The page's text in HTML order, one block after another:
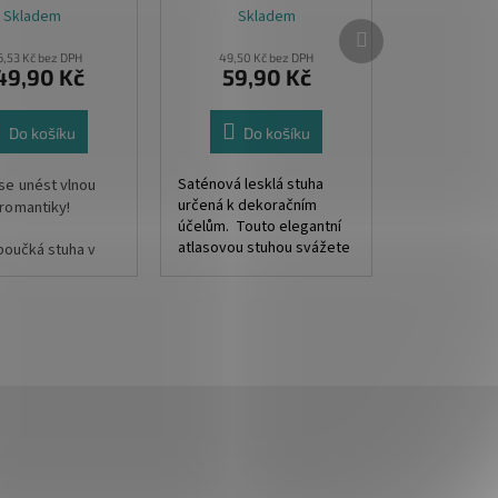
Skladem
Kč bez DPH
Kč
Do košíku
unést vlnou
stuha v
Skladem
49,50 Kč bez DPH
59,90 Kč
Do košíku
Saténová lesklá stuha
určená k dekoračním
účelům. Touto elegantní
atlasovou stuhou svážete
Další
produkt